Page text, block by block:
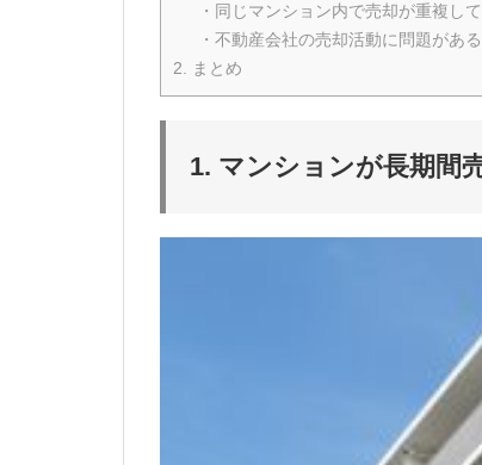
・同じマンション内で売却が重複し
・不動産会社の売却活動に問題がある
2. まとめ
1. マンションが長期間